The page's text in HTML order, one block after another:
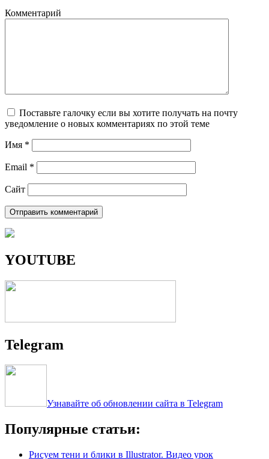
Комментарий
Поставьте галочку если вы хотите получать на почту
уведомление о новых комментариях по этой теме
Имя *
Email *
Сайт
YOUTUBE
Telegram
Узнавайте об обновлении сайта в Telegram
Популярные статьи:
Рисуем тени и блики в Illustrator. Видео урок